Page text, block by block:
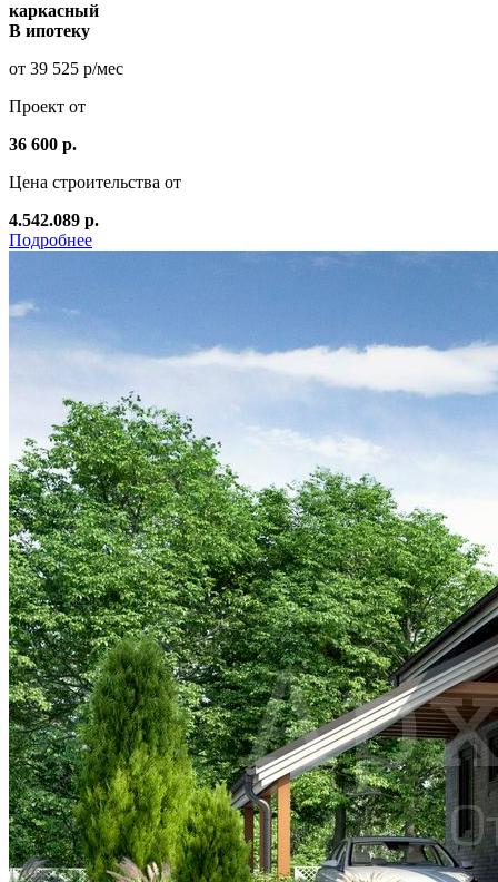
каркасный
В ипотеку
от 39 525 р/мес
Проект от
36 600 р.
Цена строительства от
4.542.089 р.
Подробнее